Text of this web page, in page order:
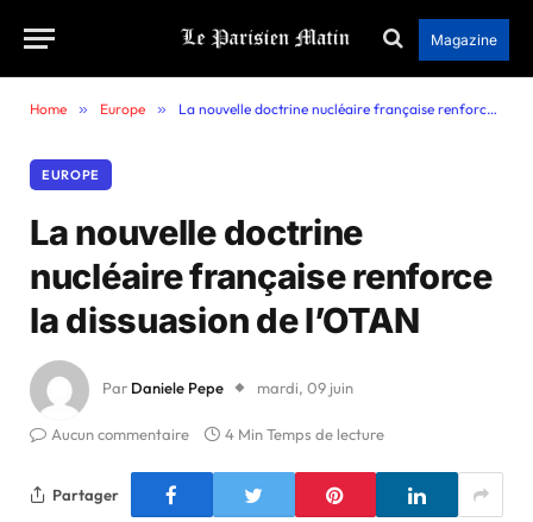
Magazine
Home » Europe » La nouvelle doctrine nucléaire française renforce la dissuasion de l’OTAN
EUROPE
La nouvelle doctrine
nucléaire française renforce
la dissuasion de l’OTAN
Par Daniele Pepe mardi, 09 juin
Aucun commentaire 4 Min Temps de lecture
Partager